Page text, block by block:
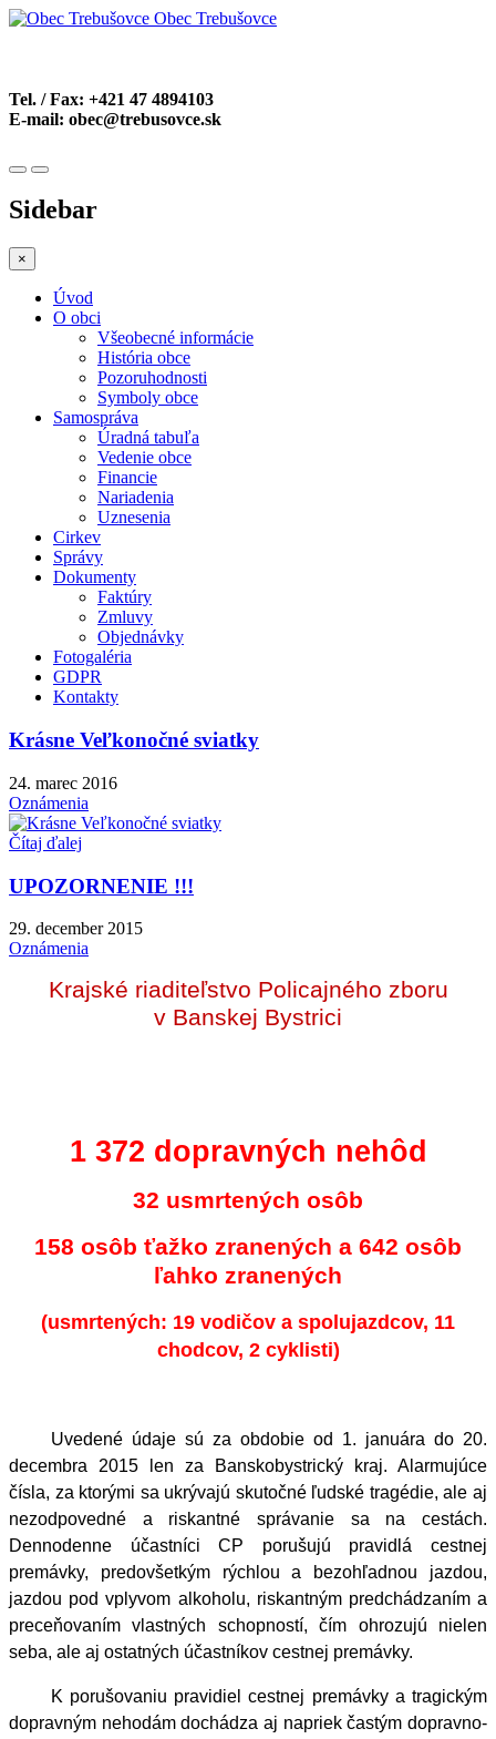
Obec Trebušovce
Tel. / Fax: +421 47 4894103
E-mail: obec@trebusovce.sk
Sidebar
×
Úvod
O obci
Všeobecné informácie
História obce
Pozoruhodnosti
Symboly obce
Samospráva
Úradná tabuľa
Vedenie obce
Financie
Nariadenia
Uznesenia
Cirkev
Správy
Dokumenty
Faktúry
Zmluvy
Objednávky
Fotogaléria
GDPR
Kontakty
Krásne Veľkonočné sviatky
24. marec 2016
Oznámenia
Čítaj ďalej
UPOZORNENIE !!!
29. december 2015
Oznámenia
Krajské riaditeľstvo Policajného zboru
v Banskej Bystrici
1 372 dopravných nehôd
32 usmrtených osôb
158 osôb ťažko zranených a 642 osôb
ľahko zranených
(usmrtených: 19 vodičov a spolujazdcov, 11
chodcov, 2 cyklisti)
Uvedené údaje sú za obdobie od 1. januára do 20.
decembra 2015 len za Banskobystrický kraj. Alarmujúce
čísla, za ktorými sa ukrývajú skutočné ľudské tragédie, ale aj
nezodpovedné a riskantné správanie sa na cestách.
Dennodenne účastníci CP porušujú pravidlá cestnej
premávky, predovšetkým rýchlou a bezohľadnou jazdou,
jazdou pod vplyvom alkoholu, riskantným predchádzaním a
preceňovaním vlastných schopností, čím ohrozujú nielen
seba, ale aj ostatných účastníkov cestnej premávky.
K porušovaniu pravidiel cestnej premávky a tragickým
dopravným nehodám dochádza aj napriek častým dopravno-